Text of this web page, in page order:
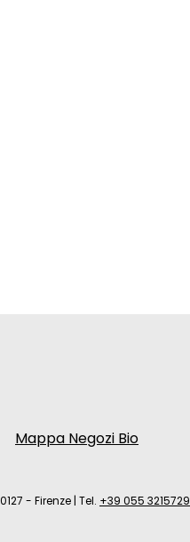
Mappa Negozi Bio
- Firenze | Tel. +39 055 3215729